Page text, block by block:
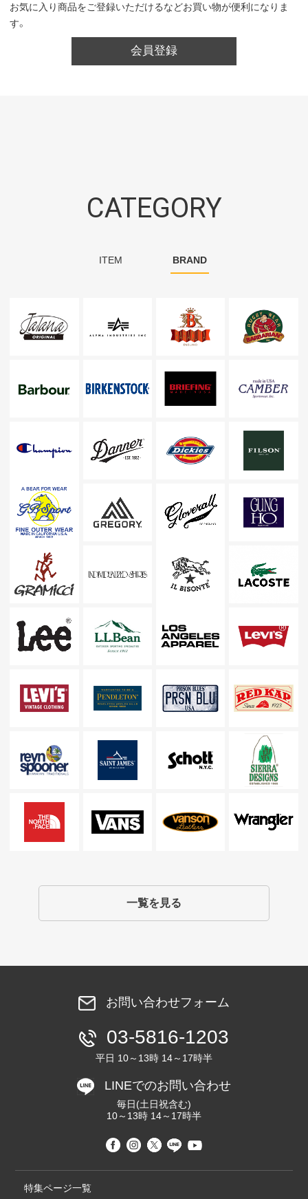
お気に入り商品をご登録いただけるなどお買い物が便利になりま
す。
会員登録
CATEGORY
ITEM BRAND
一覧を見る
お問い合わせフォーム
03-5816-1203
平日 10～13時 14～17時半
LINEでのお問い合わせ
毎日(土日祝含む)
10～13時 14～17時半
特集ページ一覧